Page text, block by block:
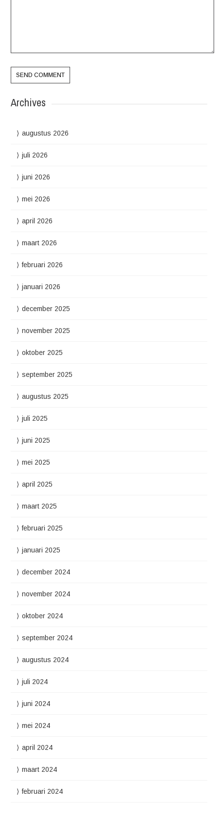
Archives
augustus 2026
juli 2026
juni 2026
mei 2026
april 2026
maart 2026
februari 2026
januari 2026
december 2025
november 2025
oktober 2025
september 2025
augustus 2025
juli 2025
juni 2025
mei 2025
april 2025
maart 2025
februari 2025
januari 2025
december 2024
november 2024
oktober 2024
september 2024
augustus 2024
juli 2024
juni 2024
mei 2024
april 2024
maart 2024
februari 2024